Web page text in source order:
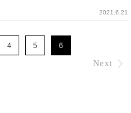
2021.6.21
4 5 6
Next